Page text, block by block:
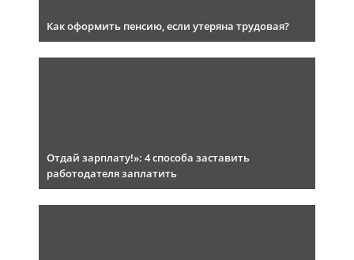
Как оформить пенсию, если утеряна трудовая?
Отдай зарплату!»: 4 способа заставить
работодателя заплатить